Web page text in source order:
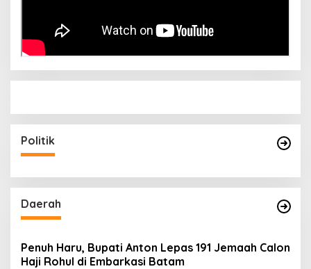
Politik
Daerah
Penuh Haru, Bupati Anton Lepas 191 Jemaah Calon
Haji Rohul di Embarkasi Batam